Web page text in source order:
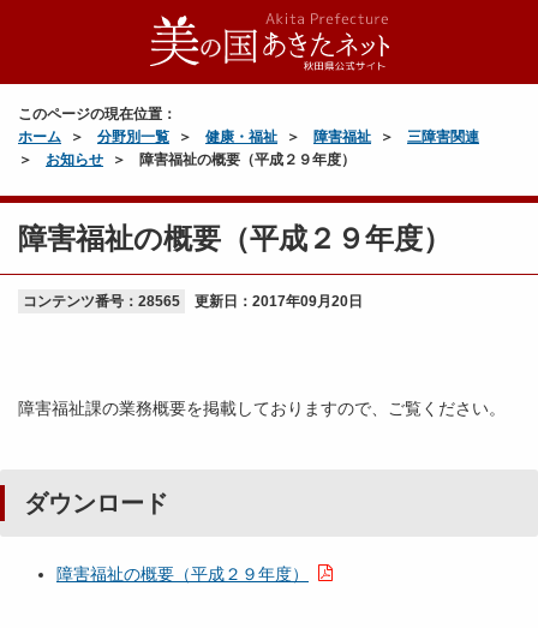
このページの現在位置：
ホーム
分野別一覧 健康・福祉 障害福祉
三障害関連
お知らせ
障害福祉の概要（平成２９年度）
障害福祉の概要（平成２９年度）
コンテンツ番号：28565 更新日： 2017年09月20日
障害福祉課の業務概要を掲載しておりますので、ご覧ください。
ダウンロード
障害福祉の概要（平成２９年度）